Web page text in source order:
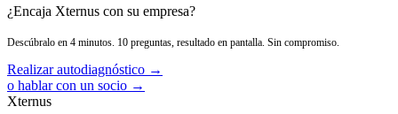
¿Encaja Xternus con su empresa?
Descúbralo en 4 minutos. 10 preguntas, resultado en pantalla. Sin compromiso.
Realizar autodiagnóstico →
o hablar con un socio →
Xternus